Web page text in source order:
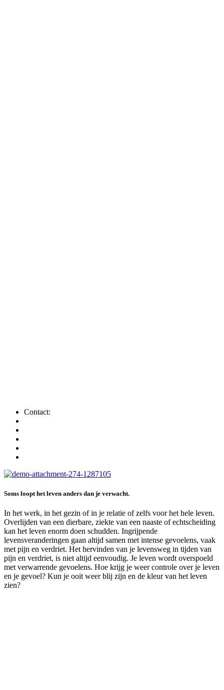
Contact:
Soms loopt het leven anders dan je verwacht.
In het werk, in het gezin of in je relatie of zelfs voor het hele leven.
Overlijden van een dierbare, ziekte van een naaste of echtscheiding
kan het leven enorm doen schudden. Ingrijpende
levensveranderingen gaan altijd samen met intense gevoelens, vaak
met pijn en verdriet. Het hervinden van je levensweg in tijden van
pijn en verdriet, is niet altijd eenvoudig. Je leven wordt overspoeld
met verwarrende gevoelens. Hoe krijg je weer controle over je leven
en je gevoel? Kun je ooit weer blij zijn en de kleur van het leven
zien?